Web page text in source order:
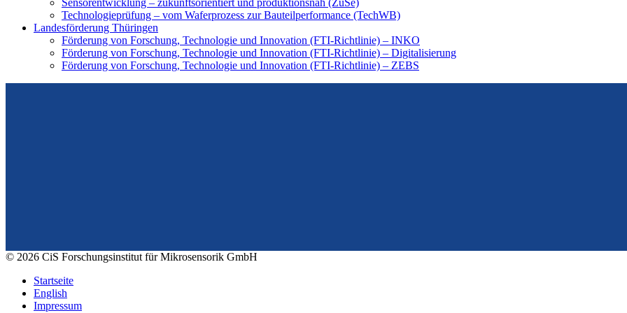
Sensorentwicklung – zukunftsorientiert und produktionsnah (ZuSe)
Technologieprüfung – vom Waferprozess zur Bauteilperformance (TechWB)
Landesförderung Thüringen
Förderung von Forschung, Technologie und Innovation (FTI-Richtlinie) – INKO
Förderung von Forschung, Technologie und Innovation (FTI-Richtlinie) – Digitalisierung
Förderung von Forschung, Technologie und Innovation (FTI-Richtlinie) – ZEBS
© 2026 CiS Forschungsinstitut für Mikrosensorik GmbH
Startseite
English
Impressum